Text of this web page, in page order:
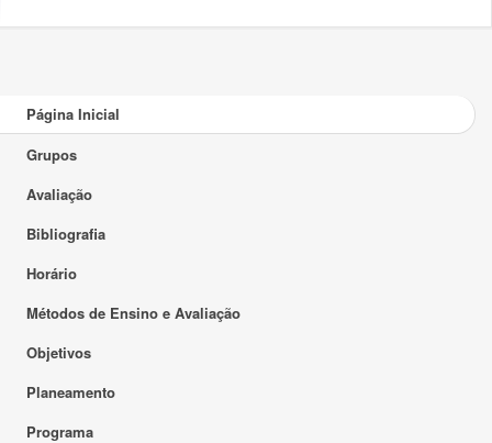
Página Inicial
Grupos
Avaliação
Bibliografia
Horário
Métodos de Ensino e Avaliação
Objetivos
Planeamento
Programa